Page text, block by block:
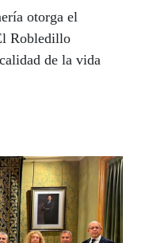
otorga el
Robledillo
de la vida